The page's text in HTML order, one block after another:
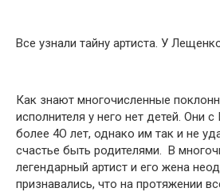
Все узнали тайну артиста. У
Как знают многочисленные
исполнителя у него нет детей. Они
более 4О лет, однако им так и не
счастье быть родителями. В
легендарный артист и его жена
признавались, что на протяжении